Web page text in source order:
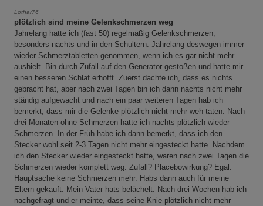
Lothar76
plötzlich sind meine Gelenkschmerzen weg
Jahrelang hatte ich (fast 50) regelmäßig Gelenkschmerzen,
besonders nachts und in den Schultern. Jahrelang deswegen immer
wieder Schmerztabletten genommen, wenn ich es gar nicht mehr
aushielt. Bin durch Zufall auf den Generator gestoßen und hatte mir
einen besseren Schlaf erhofft. Zuerst dachte ich, dass es nichts
gebracht hat, aber nach zwei Tagen bin ich dann nachts nicht mehr
ständig aufgewacht und nach ein paar weiteren Tagen hab ich
bemerkt, dass mir die Gelenke plötzlich nicht mehr weh taten. Nach
drei Monaten ohne Schmerzen hatte ich nachts plötzlich wieder
Schmerzen. In der Früh habe ich dann bemerkt, dass ich den
Stecker wohl seit 2-3 Tagen nicht mehr eingesteckt hatte. Nachdem
ich den Stecker wieder eingesteckt hatte, waren nach zwei Tagen die
Schmerzen wieder komplett weg. Zufall? Placebowirkung? Egal.
Hauptsache keine Schmerzen mehr. Habs dann auch für meine
Eltern gekauft. Mein Vater hats belächelt. Nach drei Wochen hab ich
nachgefragt und er meinte, dass seine Knie plötzlich nicht mehr